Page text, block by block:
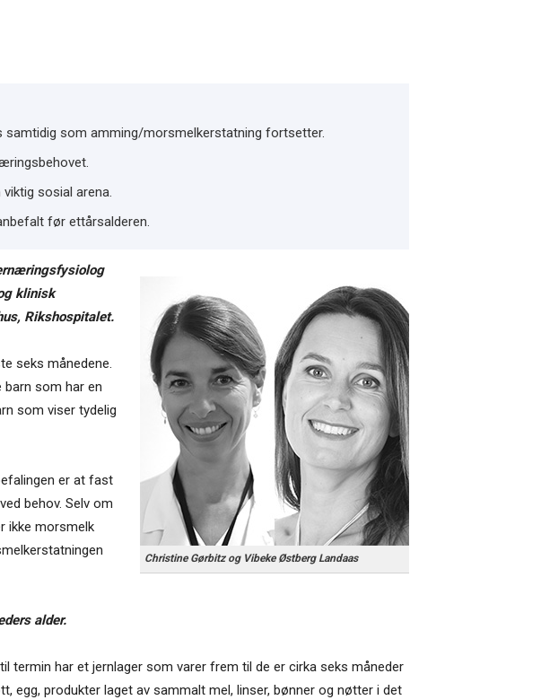
samtidig som amming/morsmelkerstatning fortsetter.
sosial arena.
før ettårs­alderen.
Christine Gørbitz og Vibeke Østberg Landaas
klinisk
Rikshospitalet.
seks månedene.
barn som har en
som viser tydelig
er at fast
behov. Selv om
ikke morsmelk
alder.
termin har et jernlager som varer frem til de er cirka seks måneder
egg, produkter laget av sammalt mel, linser, bønner og nøtter i det